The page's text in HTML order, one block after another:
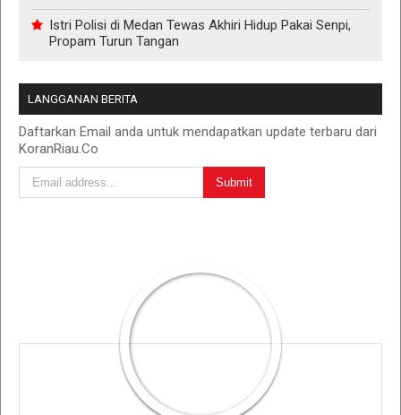
Istri Polisi di Medan Tewas Akhiri Hidup Pakai Senpi,
Propam Turun Tangan
LANGGANAN BERITA
Daftarkan Email anda untuk mendapatkan update terbaru dari
KoranRiau.Co